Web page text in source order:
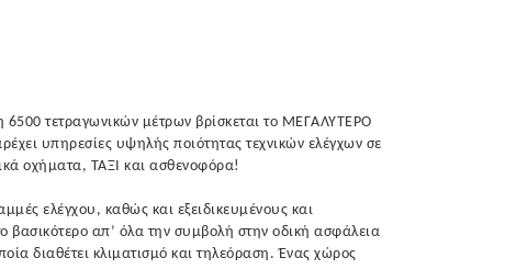
τετραγωνικών μέτρων βρίσκεται το ΜΕΓΑΛΥΤΕΡΟ
υπηρεσίες υψηλής ποιότητας τεχνικών ελέγχων σε
οχήματα, ΤΑΞΙ και ασθενοφόρα!
ελέγχου, καθώς και εξειδικευμένους και
βασικότερο απ’ όλα την συμβολή στην οδική ασφάλεια
διαθέτει κλιματισμό και τηλεόραση. Ένας χώρος